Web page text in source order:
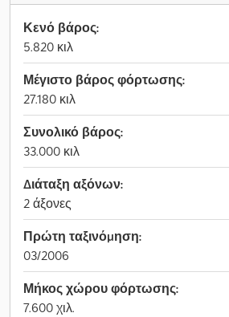
Κενό βάρος:
5.820 κιλ
Μέγιστο βάρος φόρτωσης:
27.180 κιλ
Συνολικό βάρος:
33.000 κιλ
Διάταξη αξόνων:
2 άξονες
Πρώτη ταξινόμηση:
03/2006
Μήκος χώρου φόρτωσης:
7.600 χιλ.